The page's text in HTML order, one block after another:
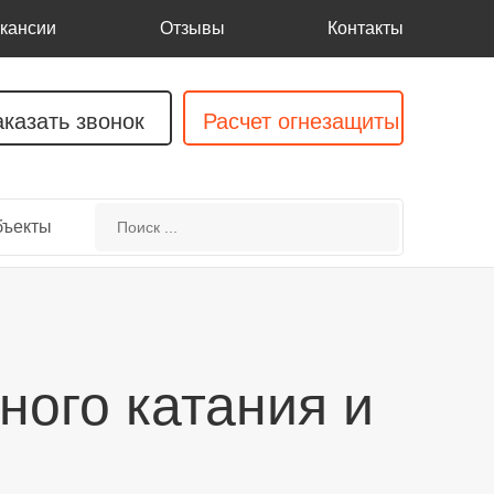
Отзывы Контакты
звонок Расчет огнезащиты
катания и